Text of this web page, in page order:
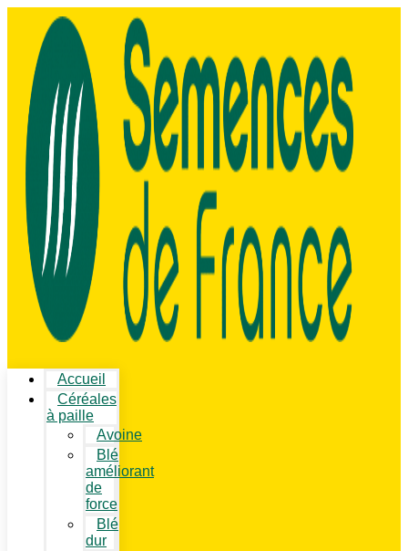
Accueil
Céréales
à paille
Avoine
Blé
améliorant
de
force
Blé
dur